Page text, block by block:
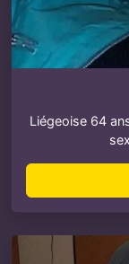
Liégeoise 64